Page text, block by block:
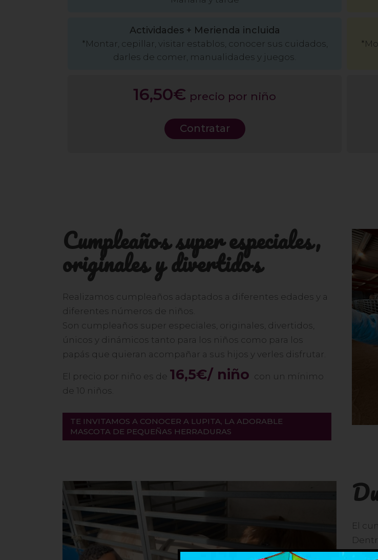
Actividades + Merienda incluida
*Montar, cepillar, visitar establos, conocer sus cuidados,
darles de comer, manualidades y juegos.
16,50€ precio por niño
Contratar
Cumpleaños super especiales,
originales y divertidos
Realizamos cumpleaños adaptados a diferentes edades y a
diferentes números de niños.
Son cumpleaños super especiales, originales, divertidos,
únicos y dinámicos tanto para los niños como para los
papás que quieran acompañar a sus hijos y verles disfrutar.
El precio por niño es de 16,5€/ niño con un mínimo
de 10 niños.
TE INVITAMOS A CONOCER A LUPITA, LA ADORABLE
MASCOTA DE PEQUEÑAS HERRADURAS
El
hora